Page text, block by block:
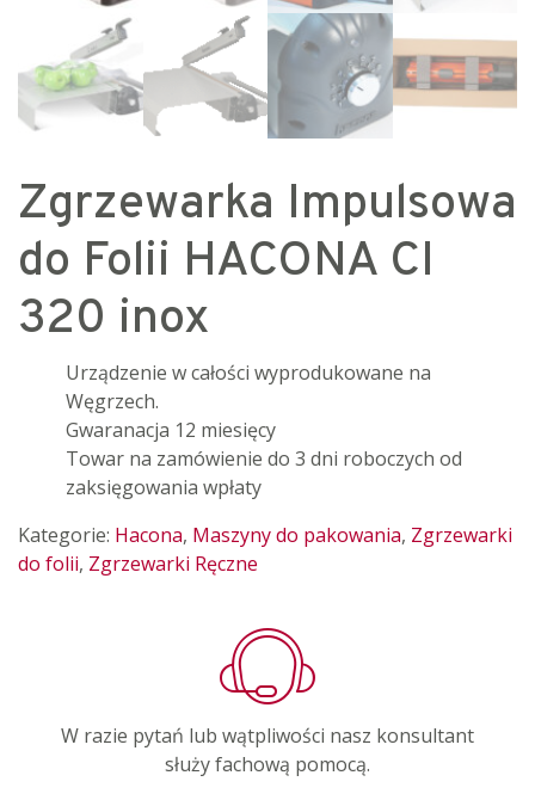
Zgrzewarka Impulsowa
do Folii HACONA CI
320 inox
Urządzenie w całości wyprodukowane na
Węgrzech.
Gwaranacja 12 miesięcy
Towar na zamówienie do 3 dni roboczych od
zaksięgowania wpłaty
Kategorie: Hacona, Maszyny do pakowania, Zgrzewarki
do folii, Zgrzewarki Ręczne
W razie pytań lub wątpliwości nasz konsultant
służy fachową pomocą.